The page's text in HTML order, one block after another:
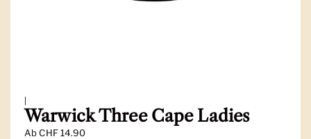
|
Warwick Three Cape Ladies
AbCHF 14.90